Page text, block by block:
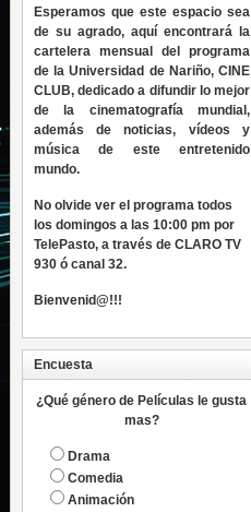
Esperamos que este espacio sea
de su agrado, aquí encontrará la
cartelera mensual del programa
de la Universidad de Nariño, CINE
CLUB, dedicado a difundir lo mejor
de la cinematografía mundial,
además de noticias, vídeos y
música de este entretenido
mundo.
No olvide ver el programa todos
los domingos a las 10:00 pm por
TelePasto, a través de CLARO TV
930 ó canal 32.
Bienvenid@!!!
Encuesta
¿Qué género de Películas le gusta
mas?
Drama
Comedia
Animación